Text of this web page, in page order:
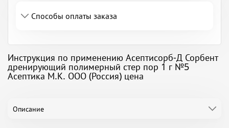
Способы оплаты заказа
Инструкция по применению Асептисорб-Д Сорбент
дренирующий полимерный стер пор 1 г №5
Асептика М.К. ООО (Россия) цена
Описание